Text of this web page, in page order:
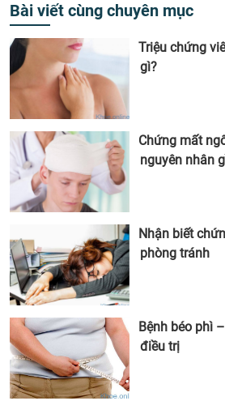
Bài viết cùng chuyên mục
Triệu chứng
gì?
Chứng mất
nguyên nhân
Nhận biết
phòng tránh
Bệnh béo phì
điều trị